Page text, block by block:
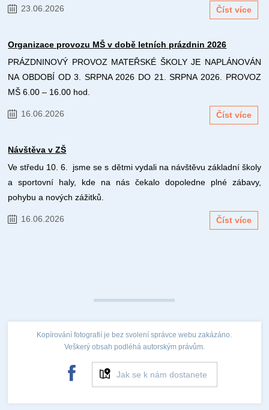
23.06.2026 Číst více
Organizace provozu MŠ v době letních prázdnin 2026
PRÁZDNINOVÝ PROVOZ MATEŘSKÉ ŠKOLY JE NAPLÁNOVÁN
NA OBDOBÍ OD 3. SRPNA 2026 DO 21. SRPNA 2026. PROVOZ
MŠ 6.00 – 16.00 hod.
16.06.2026 Číst více
Návštěva v ZŠ
Ve středu 10. 6. jsme se s dětmi vydali na návštěvu základní školy
a sportovní haly, kde na nás čekalo dopoledne plné zábavy,
pohybu a nových zážitků.
16.06.2026 Číst více
Kopírování fotografií je bez svolení správce webu zakázáno.
Veškerý obsah podléhá autorským právům.
Jak se k nám dostanete